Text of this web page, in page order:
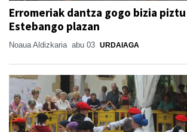
Erromeriak dantza gogo bizia piztu
Estebango plazan
Noaua Aldizkaria abu 03 URDAIAGA